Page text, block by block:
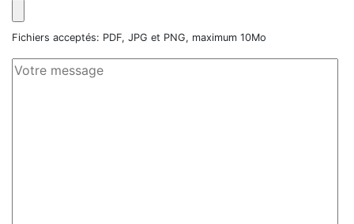
Fichiers acceptés: PDF, JPG et PNG, maximum 10Mo